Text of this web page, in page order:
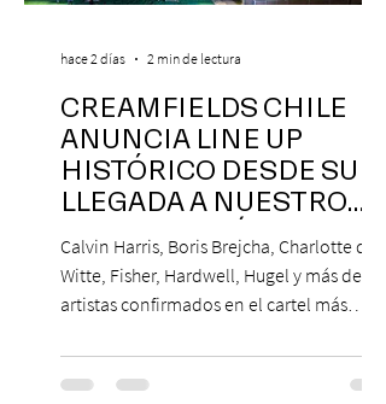
CREAMFIELDS CHILE
ANUNCIA LINE UP
HISTÓRICO DESDE SU
LLEGADA A NUESTRO
NUESTRO PAÍS
Calvin Harris, Boris Brejcha, Charlotte de
Witte, Fisher, Hardwell, Hugel y más de 85
artistas confirmados en el cartel más
Chile. 14 y 15 de noviembre de 2026, Club
Hípico de Santiago. Últimos Weekend
hace 2 días 2 min de lectura